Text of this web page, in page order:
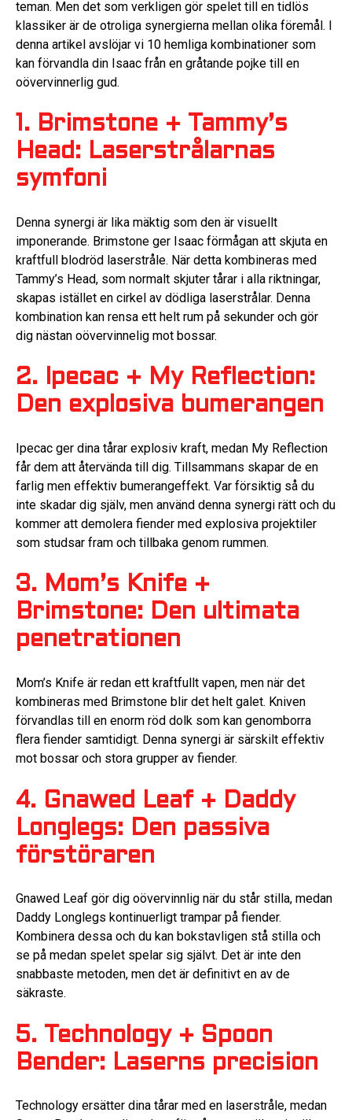
teman. Men det som verkligen gör spelet till en tidlös
klassiker är de otroliga synergierna mellan olika föremål. I
denna artikel avslöjar vi 10 hemliga kombinationer som
kan förvandla din Isaac från en gråtande pojke till en
oövervinnerlig gud.
1. Brimstone + Tammy’s
Head: Laserstrålarnas
symfoni
Denna synergi är lika mäktig som den är visuellt
imponerande. Brimstone ger Isaac förmågan att skjuta en
kraftfull blodröd laserstråle. När detta kombineras med
Tammy’s Head, som normalt skjuter tårar i alla riktningar,
skapas istället en cirkel av dödliga laserstrålar. Denna
kombination kan rensa ett helt rum på sekunder och gör
dig nästan oövervinnelig mot bossar.
2. Ipecac + My Reflection:
Den explosiva bumerangen
Ipecac ger dina tårar explosiv kraft, medan My Reflection
får dem att återvända till dig. Tillsammans skapar de en
farlig men effektiv bumerangeffekt. Var försiktig så du
inte skadar dig själv, men använd denna synergi rätt och du
kommer att demolera fiender med explosiva projektiler
som studsar fram och tillbaka genom rummen.
3. Mom’s Knife +
Brimstone: Den ultimata
penetrationen
Mom’s Knife är redan ett kraftfullt vapen, men när det
kombineras med Brimstone blir det helt galet. Kniven
förvandlas till en enorm röd dolk som kan genomborra
flera fiender samtidigt. Denna synergi är särskilt effektiv
mot bossar och stora grupper av fiender.
4. Gnawed Leaf + Daddy
Longlegs: Den passiva
förstöraren
Gnawed Leaf gör dig oövervinnlig när du står stilla, medan
Daddy Longlegs kontinuerligt trampar på fiender.
Kombinera dessa och du kan bokstavligen stå stilla och
se på medan spelet spelar sig självt. Det är inte den
snabbaste metoden, men det är definitivt en av de
säkraste.
5. Technology + Spoon
Bender: Laserns precision
Technology ersätter dina tårar med en laserstråle, medan